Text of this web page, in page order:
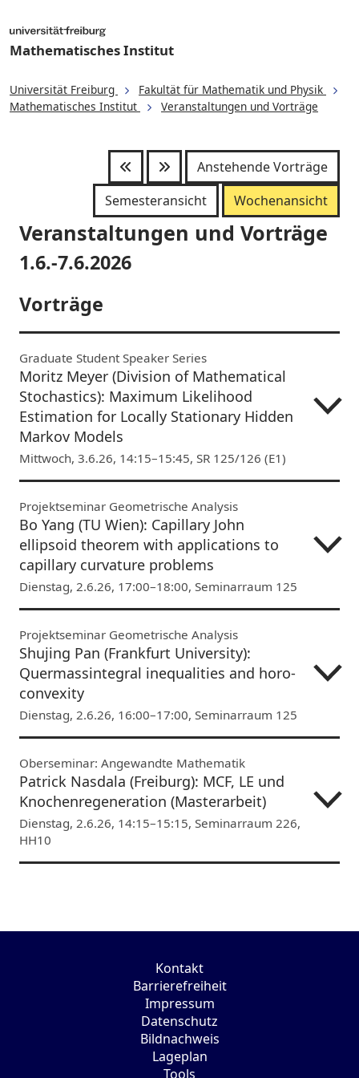
Mathematisches Institut
Universität Freiburg
Fakultät für Mathematik und Physik
Mathematisches Institut
Veranstaltungen und Vorträge
Anstehende Vorträge
Semesteransicht
Wochenansicht
Veranstaltungen und Vorträge
1.6.-7.6.2026
Vorträge
Graduate Student Speaker Series
Moritz Meyer (Division of Mathematical
Stochastics): Maximum Likelihood
Estimation for Locally Stationary Hidden
Markov Models
Mittwoch, 3.6.26, 14:15–15:45, SR 125/126 (E1)
Projektseminar Geometrische Analysis
Bo Yang (TU Wien): Capillary John
ellipsoid theorem with applications to
capillary curvature problems
Dienstag, 2.6.26, 17:00–18:00, Seminarraum 125
Projektseminar Geometrische Analysis
Shujing Pan (Frankfurt University):
Quermassintegral inequalities and horo-
convexity
Dienstag, 2.6.26, 16:00–17:00, Seminarraum 125
Oberseminar: Angewandte Mathematik
Patrick Nasdala (Freiburg): MCF, LE und
Knochenregeneration (Masterarbeit)
Dienstag, 2.6.26, 14:15–15:15, Seminarraum 226,
HH10
Kontakt
Barrierefreiheit
Impressum
Datenschutz
Bildnachweis
Lageplan
Tools